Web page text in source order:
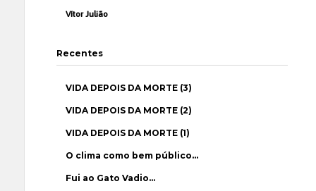
Vítor Julião
Recentes
VIDA DEPOIS DA MORTE (3)
VIDA DEPOIS DA MORTE (2)
VIDA DEPOIS DA MORTE (1)
O clima como bem público…
Fui ao Gato Vadio…